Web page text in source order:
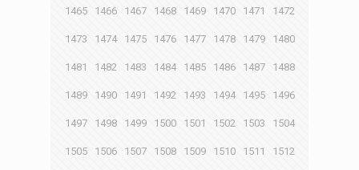
1465 1466 1467 1468 1469 1470 1471 1472
1473 1474 1475 1476 1477 1478 1479 1480
1481 1482 1483 1484 1485 1486 1487 1488
1489 1490 1491 1492 1493 1494 1495 1496
1497 1498 1499 1500 1501 1502 1503 1504
1505 1506 1507 1508 1509 1510 1511 1512